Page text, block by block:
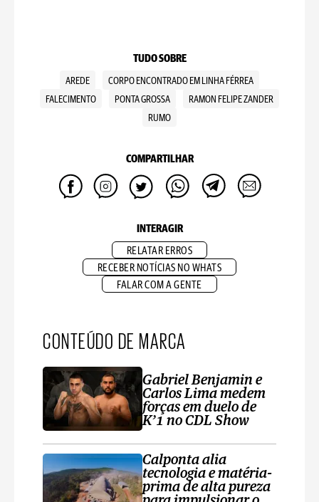
TUDO SOBRE
AREDE
CORPO ENCONTRADO EM LINHA FÉRREA
FALECIMENTO
PONTA GROSSA
RAMON FELIPE ZANDER
RUMO
COMPARTILHAR
INTERAGIR
RELATAR ERROS
RECEBER NOTÍCIAS NO WHATS
FALAR COM A GENTE
CONTEÚDO DE MARCA
Gabriel Benjamin e
Carlos Lima medem
forças em duelo de
K’1 no CDL Show
Calponta alia
tecnologia e matéria-
prima de alta pureza